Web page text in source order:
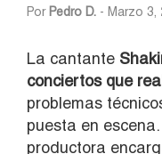
Por Pedro D. - Marzo 3,
La cantante
conciertos que
problemas
puesta en
productora